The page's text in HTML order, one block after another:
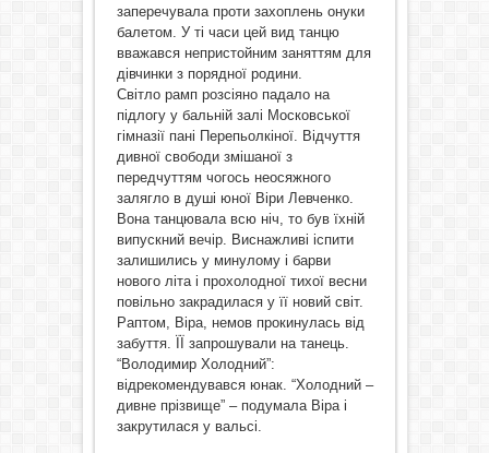
заперечувала проти захоплень онуки
балетом. У ті часи цей вид танцю
вважався непристойним заняттям для
дівчинки з порядної родини.
Світло рамп розсіяно падало на
підлогу у бальній залі Московської
гімназії пані Перепьолкіної. Відчуття
дивної свободи змішаної з
передчуттям чогось неосяжного
залягло в душі юної Віри Левченко.
Вона танцювала всю ніч, то був їхній
випускний вечір. Виснажливі іспити
залишились у минулому і барви
нового літа і прохолодної тихої весни
повільно закрадилася у її новий світ.
Раптом, Віра, немов прокинулась від
забуття. ЇЇ запрошували на танець.
“Володимир Холодний”:
відрекомендувався юнак. “Холодний –
дивне прізвище” – подумала Віра і
закрутилася у вальсі.